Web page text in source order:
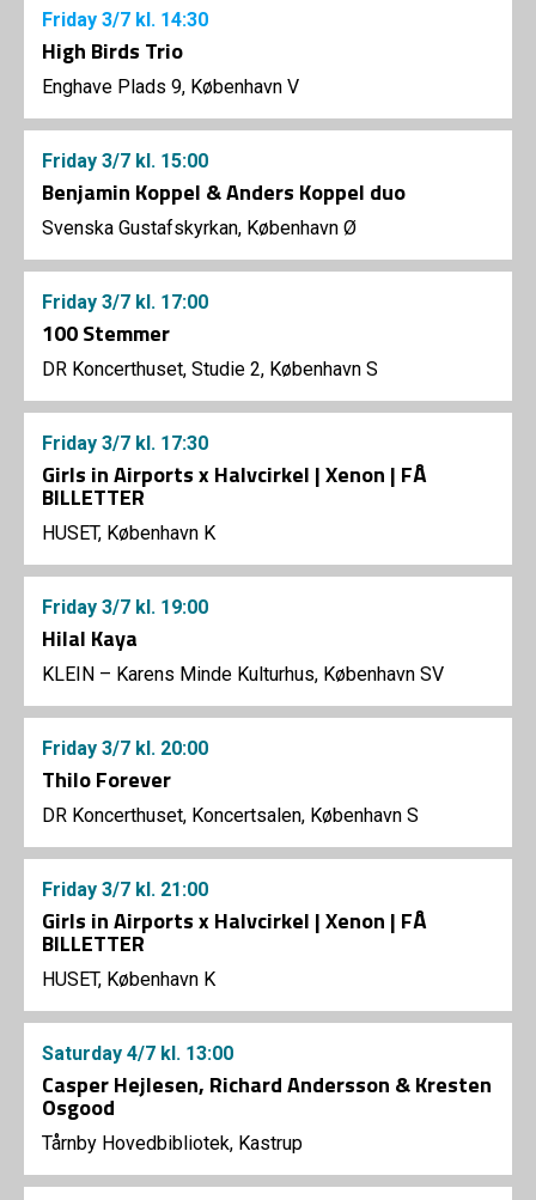
Friday 3/7 kl. 14:30
High Birds Trio
Enghave Plads 9, København V
Friday 3/7 kl. 15:00
Benjamin Koppel & Anders Koppel duo
Svenska Gustafskyrkan, København Ø
Friday 3/7 kl. 17:00
100 Stemmer
DR Koncerthuset, Studie 2, København S
Friday 3/7 kl. 17:30
Girls in Airports x Halvcirkel | Xenon | FÅ
BILLETTER
HUSET, København K
Friday 3/7 kl. 19:00
Hilal Kaya
KLEIN – Karens Minde Kulturhus, København SV
Friday 3/7 kl. 20:00
Thilo Forever
DR Koncerthuset, Koncertsalen, København S
Friday 3/7 kl. 21:00
Girls in Airports x Halvcirkel | Xenon | FÅ
BILLETTER
HUSET, København K
Saturday 4/7 kl. 13:00
Casper Hejlesen, Richard Andersson & Kresten
Osgood
Tårnby Hovedbibliotek, Kastrup